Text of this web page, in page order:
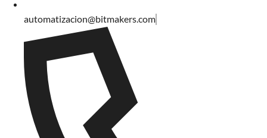
automatizacion@bitmakers.com